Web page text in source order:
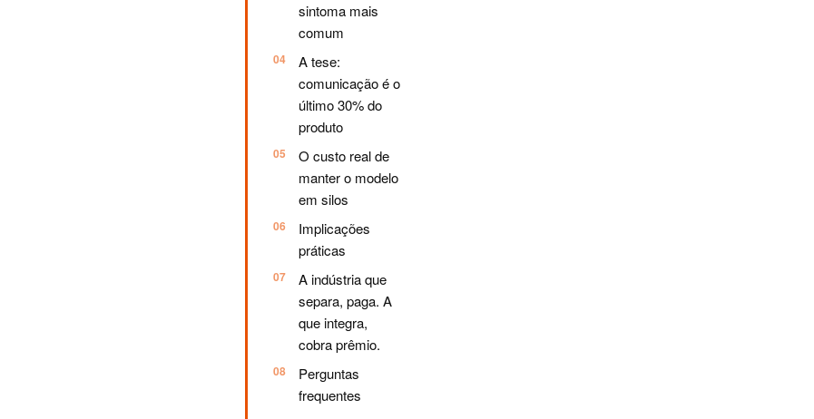
sintoma mais
comum
A tese:
comunicação é o
último 30% do
produto
O custo real de
manter o modelo
em silos
Implicações
práticas
A indústria que
separa, paga. A
que integra,
cobra prêmio.
Perguntas
frequentes